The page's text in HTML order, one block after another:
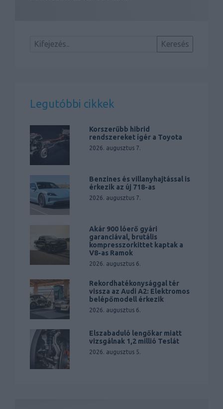
Legutóbbi cikkek
Korszerűbb hibrid
rendszereket ígér a Toyota
2026. augusztus 7.
Benzines és villanyhajtással is
érkezik az új 718-as
2026. augusztus 7.
Akár 900 lóerő gyári
garanciával, brutális
kompresszorkittet kaptak a
V8-as Ramok
2026. augusztus 6.
Rekordhatékonysággal tér
vissza az Audi A2: Elektromos
belépőmodell érkezik
2026. augusztus 6.
Elszabaduló lengőkar miatt
vizsgálnak 1,2 millió Teslát
2026. augusztus 5.